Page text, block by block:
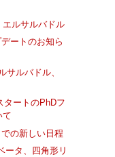
エルサルバドル
ートのお知ら
サルバドル、
タートのPhDフ
て
の新しい日程
ータ、四角形リ